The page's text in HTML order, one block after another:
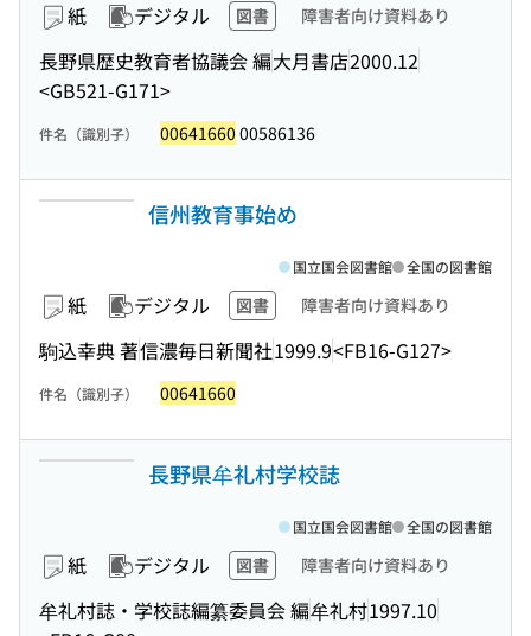
紙 デジタル 図書 障害者向け資料あり
長野県歴史教育者協議会 編大月書店2000.12
<GB521-G171>
件名（識別子） 00641660 00586136
信州教育事始め
紙 デジタル 図書 障害者向け資料あり
駒込幸典 著信濃毎日新聞社1999.9<FB16-G127>
国立国会図書館 全国の図書館
件名（識別子） 00641660
長野県牟礼村学校誌
紙 デジタル 図書 障害者向け資料あり
牟礼村誌・学校誌編纂委員会 編牟礼村1997.10
国立国会図書館 全国の図書館